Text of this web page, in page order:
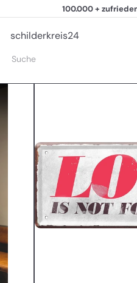
zum
100.000 +
schilderkreis24
Suche